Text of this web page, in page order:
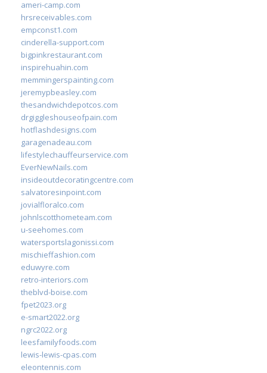
ameri-camp.com
hrsreceivables.com
empconst1.com
cinderella-support.com
bigpinkrestaurant.com
inspirehuahin.com
memmingerspainting.com
jeremypbeasley.com
thesandwichdepotcos.com
drgiggleshouseofpain.com
hotflashdesigns.com
garagenadeau.com
lifestylechauffeurservice.com
EverNewNails.com
insideoutdecoratingcentre.com
salvatoresinpoint.com
jovialfloralco.com
johnlscotthometeam.com
u-seehomes.com
watersportslagonissi.com
mischieffashion.com
eduwyre.com
retro-interiors.com
theblvd-boise.com
fpet2023.org
e-smart2022.org
ngrc2022.org
leesfamilyfoods.com
lewis-lewis-cpas.com
eleontennis.com